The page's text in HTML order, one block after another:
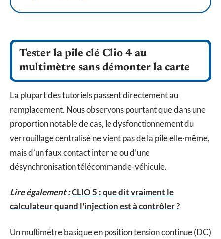
Tester la pile clé Clio 4 au
multimètre sans démonter la carte
La plupart des tutoriels passent directement au
remplacement. Nous observons pourtant que dans une
proportion notable de cas, le dysfonctionnement du
verrouillage centralisé ne vient pas de la pile elle-même,
mais d’un faux contact interne ou d’une
désynchronisation télécommande-véhicule.
Lire également :CLIO 5 : que dit vraiment le
calculateur quand l'injection est à contrôler ?
Un multimètre basique en position tension continue (DC)